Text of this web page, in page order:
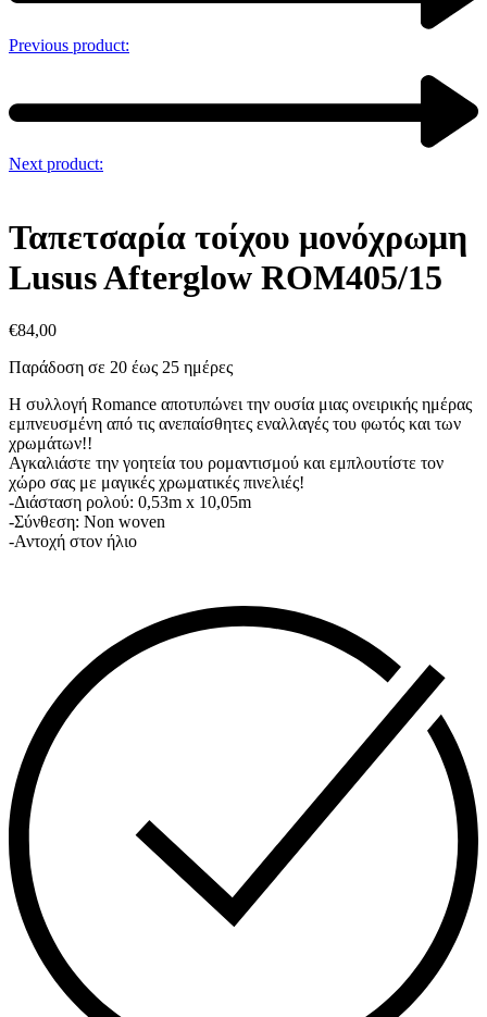
Previous product:
Next product:
Ταπετσαρία τοίχου μονόχρωμη
Lusus Afterglow ROM405/15
€84,00
Παράδοση σε 20 έως 25 ημέρες
Η συλλογή Romance αποτυπώνει την ουσία μιας ονειρικής ημέρας
εμπνευσμένη από τις ανεπαίσθητες εναλλαγές του φωτός και των
χρωμάτων!!
Αγκαλιάστε την γοητεία του ρομαντισμού και εμπλουτίστε τον
χώρο σας με μαγικές χρωματικές πινελιές!
-Διάσταση ρολού: 0,53m x 10,05m
-Σύνθεση: Non woven
-Αντοχή στον ήλιο